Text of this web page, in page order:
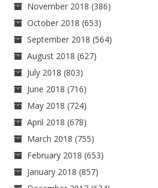
November 2018 (386)
October 2018 (653)
September 2018 (564)
August 2018 (627)
July 2018 (803)
June 2018 (716)
May 2018 (724)
April 2018 (678)
March 2018 (755)
February 2018 (653)
January 2018 (857)